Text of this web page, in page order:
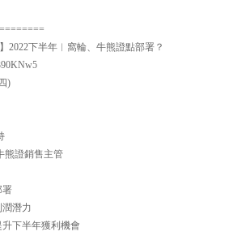
2022下半年︱窩輪、牛熊證點部署？
)
熊證銷售主管
署
潛力
下半年獲利機會